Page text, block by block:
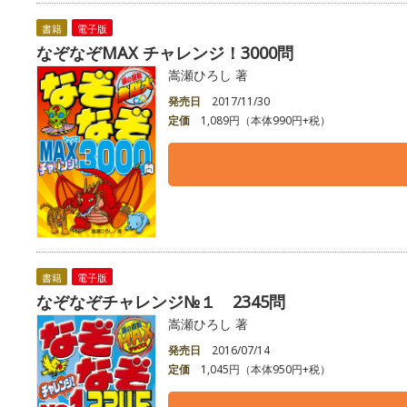
書籍 電子版
なぞなぞMAX チャレンジ！3000問
嵩瀬ひろし 著
発売日
2017/11/30
定価
1,089円（本体990円+税）
書籍 電子版
なぞなぞチャレンジ№１ 2345問
嵩瀬ひろし 著
発売日
2016/07/14
定価
1,045円（本体950円+税）